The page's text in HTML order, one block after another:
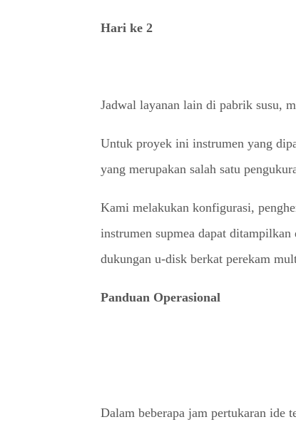
Hari ke 2
Jadwal layanan lain di pabrik susu,
Untuk proyek ini instrumen yang
yang merupakan salah satu
Kami melakukan konfigurasi,
instrumen supmea dapat
dukungan u-disk berkat perekam
Panduan Operasional
Dalam beberapa jam pertukaran ide